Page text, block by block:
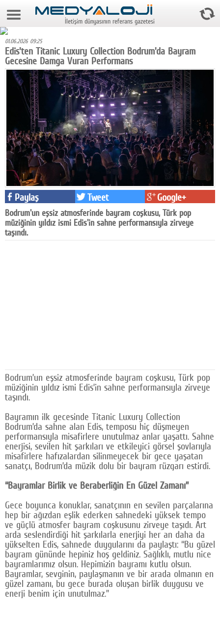
7 Ağustos 2026 17:19:40
Foto Galeri
Video Galeri
Gazeteler
Medya
Reyting-tiraj
Teknoloji
Televizyon
Dünya
Pr
Facebook
Künye
SOSYAL MEDYA
Twitter
Google Plus
© 2026 TÜM HAKLARI SAKLIDIR
İletişim dünyasının referans gazetesi
01.06.2026 09:25
Edis'ten Titanic Luxury Collection Bodrum'da Bayram
Gecesine Damga Vuran Performans
Paylaş Tweet Google+
Bodrum'un eşsiz atmosferinde bayram coşkusu, Türk pop
müziğinin yıldız ismi Edis'in sahne performansıyla zirveye
taşındı.
Bodrum’un eşsiz atmosferinde bayram coşkusu, Türk pop
müziğinin yıldız ismi Edis’in sahne performansıyla zirveye
taşındı.
Bayramın ilk gecesinde Titanic Luxury Collection
Bodrum’da sahne alan Edis, temposu hiç düşmeyen
performansıyla misafirlere unutulmaz anlar yaşattı. Sahne
enerjisi, sevilen hit şarkıları ve etkileyici görsel şovlarıyla
misafirlere hafızalardan silinmeyecek bir gece yaşatan
sanatçı, Bodrum’da müzik dolu bir bayram rüzgarı estirdi.
“Bayramlar Birlik ve Beraberliğin En Güzel Zamanı”
Gece boyunca konuklar, sanatçının en sevilen parçalarına
hep bir ağızdan eşlik ederken sahnedeki yüksek tempo
ve güçlü atmosfer bayram coşkusunu zirveye taşıdı. Art
arda seslendirdiği hit şarkılarla enerjiyi her an daha da
yükselten Edis, sahnede duygularını da paylaştı: “Bu güzel
bayram gününde hepiniz hoş geldiniz. Sağlıklı, mutlu nice
bayramlarımız olsun. Hepimizin bayramı kutlu olsun.
Bayramlar, sevginin, paylaşmanın ve bir arada olmanın en
güzel zamanı, bu gece burada oluşan birlik duygusu ve
enerji benim için unutulmaz.”